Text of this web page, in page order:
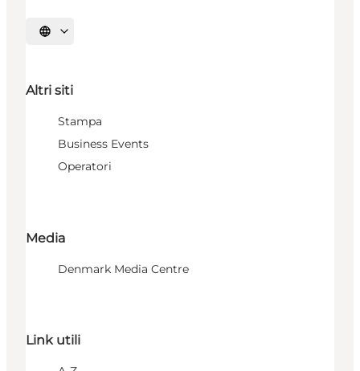
Seleziona la lingua
Altri siti
Stampa
Business Events
Operatori
Media
Denmark Media Centre
Link utili